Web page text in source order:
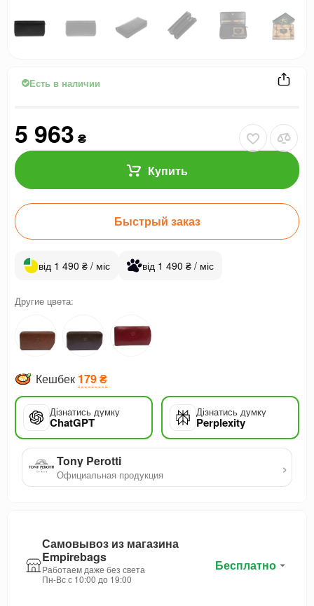
Есть в наличии
5 963 ₴
Купить
Быстрый заказ
від 1 490 ₴ / міс від 1 490 ₴ / міс
Другие цвета:
Кешбек 179 ₴
Дізнатись думку
ChatGPT
Дізнатись думку
Perplexity
Tony Perotti
Официальная продукция ›
Самовывоз из магазина
Empirebags
Работаем даже без света
Пн-Вс с 10:00 до 19:00
Бесплатно